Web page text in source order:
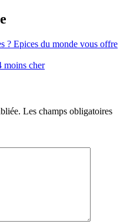
? Epices du monde vous offre
moins cher
Les champs obligatoires